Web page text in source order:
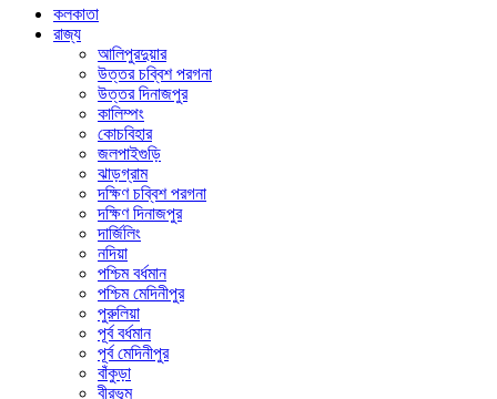
কলকাতা
রাজ্য
আলিপুরদুয়ার
উত্তর চব্বিশ পরগনা
উত্তর দিনাজপুর
কালিম্পং
কোচবিহার
জলপাইগুড়ি
ঝাড়গ্রাম
দক্ষিণ চব্বিশ পরগনা
দক্ষিণ দিনাজপুর
দার্জিলিং
নদিয়া
পশ্চিম বর্ধমান
পশ্চিম মেদিনীপুর
পুরুলিয়া
পূর্ব বর্ধমান
পূর্ব মেদিনীপুর
বাঁকুড়া
বীরভূম